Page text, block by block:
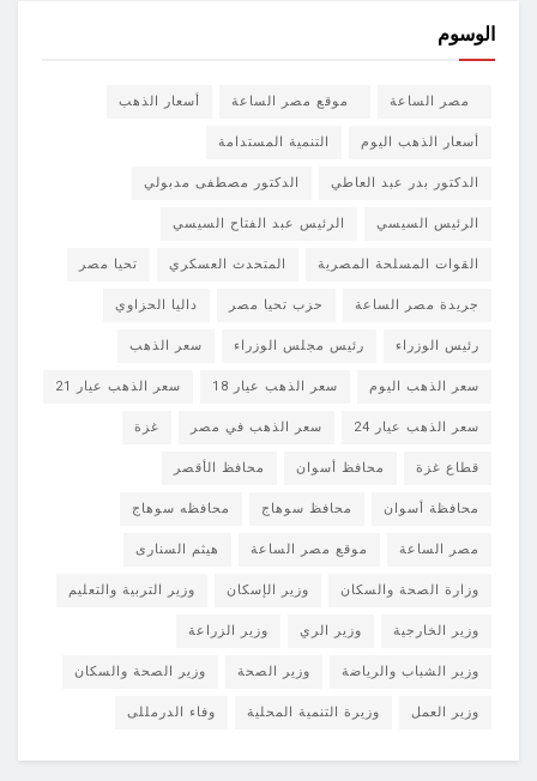
الوسوم
مصر الساعة موقع مصر الساعة أسعار الذهب
أسعار الذهب اليوم التنمية المستدامة
الدكتور بدر عبد العاطي الدكتور مصطفى مدبولي
الرئيس السيسي الرئيس عبد الفتاح السيسي
القوات المسلحة المصرية المتحدث العسكري تحيا مصر
جريدة مصر الساعة حزب تحيا مصر داليا الحزاوي
رئيس الوزراء رئيس مجلس الوزراء سعر الذهب
سعر الذهب اليوم سعر الذهب عيار 18 سعر الذهب عيار 21
سعر الذهب عيار 24 سعر الذهب في مصر غزة
قطاع غزة محافظ أسوان محافظ الأقصر
محافظة أسوان محافظ سوهاج محافظه سوهاج
مصر الساعة موقع مصر الساعة هيثم السنارى
وزارة الصحة والسكان وزير الإسكان وزير التربية والتعليم
وزير الخارجية وزير الري وزير الزراعة
وزير الشباب والرياضة وزير الصحة وزير الصحة والسكان
وزير العمل وزيرة التنمية المحلية وفاء الدرمللى